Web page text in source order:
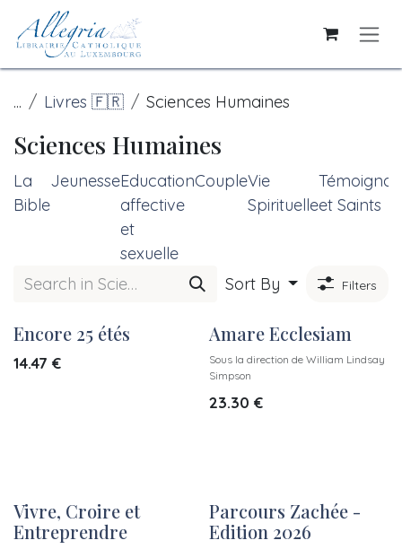
Skip to Content
... Livres 🇫🇷 Sciences Humaines
Sciences Humaines
La
Bible
JeunesseEducation
affective
et
sexuelle
CoupleVie
Spirituelleet Saints
Sort By Filters
New!
Encore 25 étés
14.47 €
New!
Amare Ecclesiam
Sous la direction de William Lindsay
Simpson
23.30 €
Vivre, Croire et
Entreprendre
Parcours Zachée -
Edition 2026